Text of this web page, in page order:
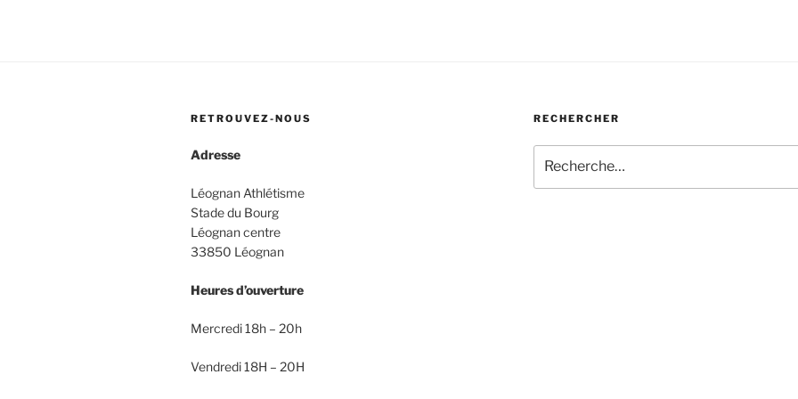
RETROUVEZ-NOUS
Adresse
Léognan Athlétisme
Stade du Bourg
Léognan centre
33850 Léognan
Heures d’ouverture
Mercredi 18h – 20h
Vendredi 18H – 20H
RECHERCHER
pour
: